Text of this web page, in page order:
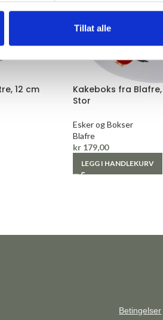
Tillat alle
12 cm
Kakeboks fra
Stor
Esker og Bokser
Blafre
kr179,00
LEGG I HANDLEKURV
Betingelser